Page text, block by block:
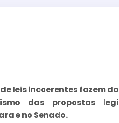
leis incoerentes fazem
das propostas
e no Senado.